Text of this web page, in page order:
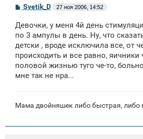
С
б
щ
н
и
Svetik_D 27 ноя 2006, 14:52
Девочки, у меня 4й день
по 3 ампулы в день. Ну, что
детски , вроде исключила все, от
происходить и все равно, яичники
половой жизнью туго че-то,
мне так не нра...
Мама двойняшек либо быстрая, либо